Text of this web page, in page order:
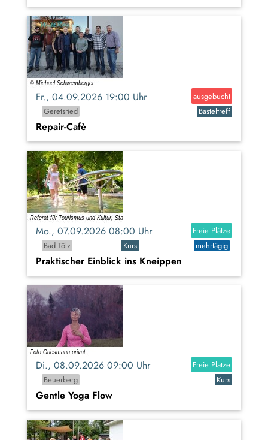
Fr., 04.09.2026 19:00 Uhr
ausgebucht
Geretsried
Basteltreff
Repair-Cafè
Mo., 07.09.2026 08:00 Uhr
Freie Plätze
Bad Tölz
Kurs mehrtägig
Praktischer Einblick ins Kneippen
Di., 08.09.2026 09:00 Uhr
Freie Plätze
Beuerberg
Kurs
Gentle Yoga Flow